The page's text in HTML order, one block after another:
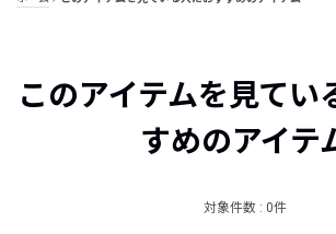
このアイテムを見てい
すめのアイテ
対象件数 : 0件